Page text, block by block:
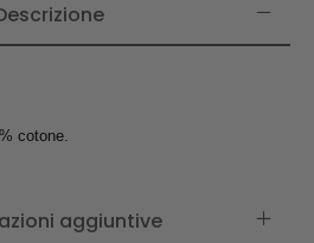
cotone.
aggiuntive